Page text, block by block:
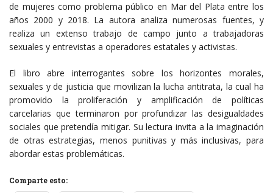
de mujeres como problema público en Mar del Plata entre los
años 2000 y 2018. La autora analiza numerosas fuentes, y
realiza un extenso trabajo de campo junto a trabajadoras
sexuales y entrevistas a operadores estatales y activistas.
El libro abre interrogantes sobre los horizontes morales,
sexuales y de justicia que movilizan la lucha antitrata, la cual ha
promovido la proliferación y amplificación de políticas
carcelarias que terminaron por profundizar las desigualdades
sociales que pretendía mitigar. Su lectura invita a la imaginación
de otras estrategias, menos punitivas y más inclusivas, para
abordar estas problemáticas.
Comparte esto: